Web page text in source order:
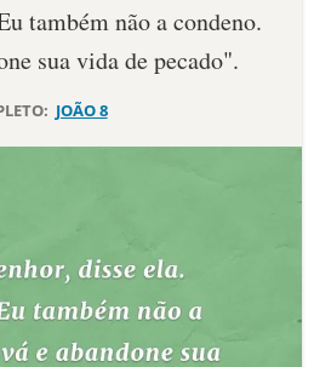
também não a condeno.
sua vida de pecado".
JOÃO 8